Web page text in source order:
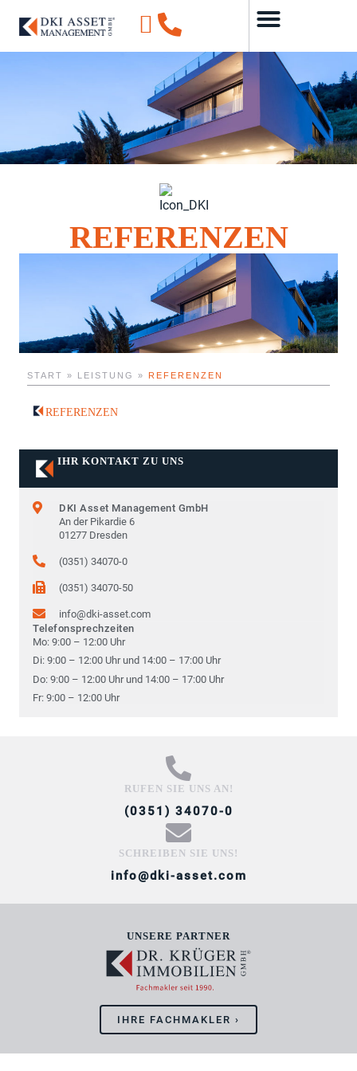
REFERENZEN
START » LEISTUNG » REFERENZEN
REFERENZEN
IHR KONTAKT ZU UNS
DKI Asset Management GmbH
An der Pikardie 6
01277 Dresden
(0351) 34070-0
(0351) 34070-50
info@dki-asset.com
Telefonsprechzeiten
Mo: 9:00 – 12:00 Uhr
Di: 9:00 – 12:00 Uhr und 14:00 – 17:00 Uhr
Do: 9:00 – 12:00 Uhr und 14:00 – 17:00 Uhr
Fr: 9:00 – 12:00 Uhr
RUFEN SIE UNS AN!
(0351) 34070-0
SCHREIBEN SIE UNS!
info@dki-asset.com
UNSERE PARTNER
IHRE FACHMAKLER ›